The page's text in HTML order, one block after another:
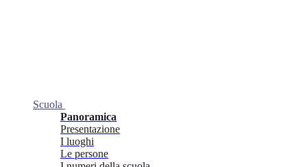
Scuola
Panoramica
Presentazione
I luoghi
Le persone